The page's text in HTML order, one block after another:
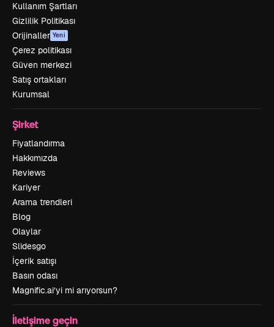
Kullanım Şartları
Gizlilik Politikası
Orijinaller Yeni
Çerez politikası
Güven merkezi
Satış ortakları
Kurumsal
Şirket
Fiyatlandırma
Hakkımızda
Reviews
Kariyer
Arama trendleri
Blog
Olaylar
Slidesgo
İçerik satışı
Basın odası
Magnific.ai’yi mi arıyorsun?
İletişime geçin